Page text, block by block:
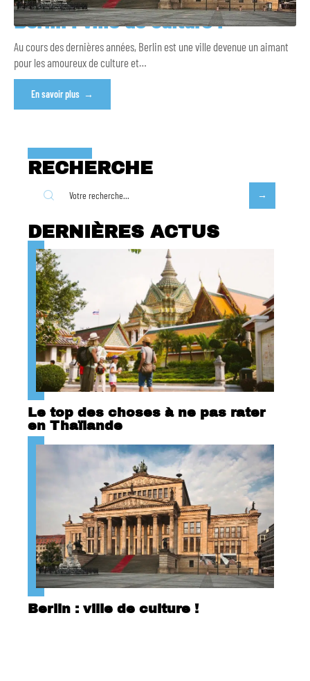
Berlin : ville de culture !
Au cours des dernières années, Berlin est une ville devenue un aimant
pour les amoureux de culture et…
En savoir plus
RECHERCHE
DERNIÈRES ACTUS
Le top des choses à ne pas rater
en Thaïlande
Berlin : ville de culture !